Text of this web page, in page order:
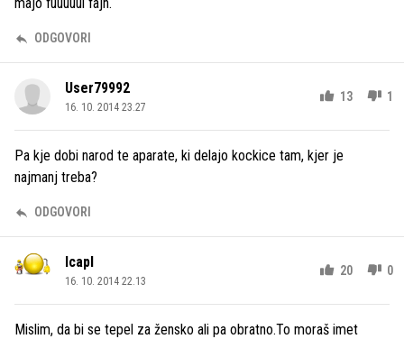
ODGOVORI
User79992
16. 10. 2014 23.27
13 1
Pa kje dobi narod te aparate, ki delajo kockice tam, kjer je
najmanj treba?
ODGOVORI
lcapl
16. 10. 2014 22.13
20 0
Mislim, da bi se tepel za žensko ali pa obratno.To moraš imet